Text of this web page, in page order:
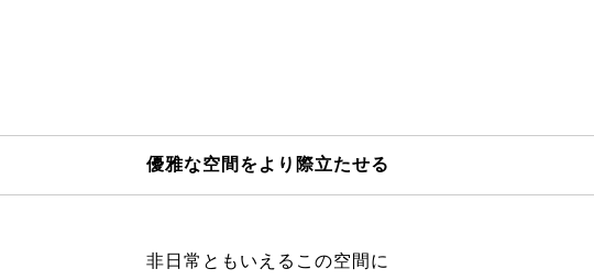
優雅な空間をより際立たせる
非日常ともいえるこの空間に